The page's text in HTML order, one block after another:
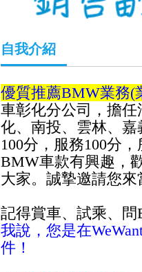
自我介紹
優質推薦BMW業務(
車彰化分公司，擔任
化、南投、雲林、
100分，服務100分
BMW車款有興趣，
大家。誠摯邀請您來
記得賞車、試乘、
我說，您是在
件！